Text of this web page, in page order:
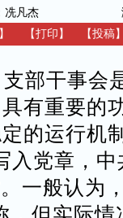
冼凡杰
】 【打印 】 【投稿
部干事会
有重要的
的运行机
入党章，
一般认为